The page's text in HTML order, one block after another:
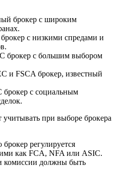
брокер с широким
с низкими спредами и
брокер с большим выбором
и FSCA брокер, известный
брокер с социальным
учитывать при выборе брокера
регулируется
как FCA, NFA или ASIC.
комиссии должны быть